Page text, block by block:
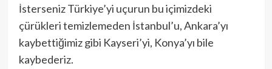
İsterseniz Türkiye’yi uçurun bu içimizdeki
çürükleri temizlemeden İstanbul’u, Ankara’yı
kaybettiğimiz gibi Kayseri’yi, Konya’yı bile
kaybederiz.